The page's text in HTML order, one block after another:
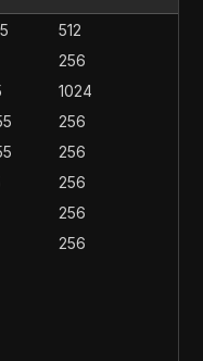
512
256
1024
256
256
256
256
256